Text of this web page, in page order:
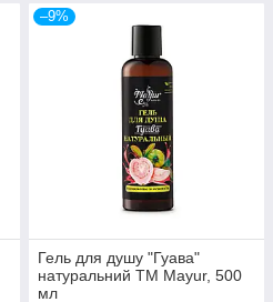
–9%
Гель для душу "Гуава"
натуральний TM Mayur, 500
мл